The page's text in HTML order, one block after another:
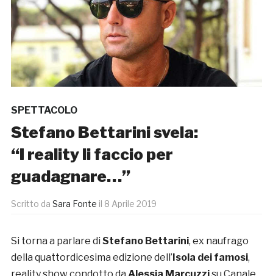
SPETTACOLO
Stefano Bettarini svela:
“I reality li faccio per
guadagnare…”
Scritto da Sara Fonte il 8 Aprile 2019
Si torna a parlare di Stefano Bettarini, ex naufrago
della quattordicesima edizione dell’ Isola dei famosi,